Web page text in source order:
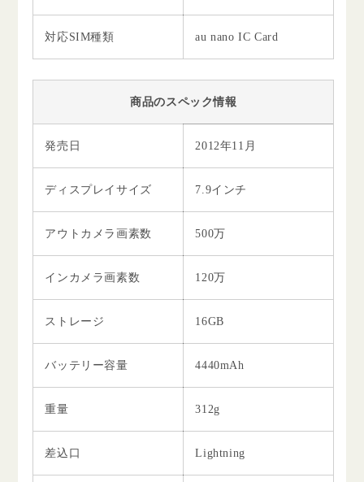
対応SIM種類 au nano IC Card
商品のスペック情報
発売日 2012年11月
ディスプレイサイズ 7.9インチ
アウトカメラ画素数 500万
インカメラ画素数 120万
ストレージ 16GB
バッテリー容量 4440mAh
重量 312g
差込口 Lightning